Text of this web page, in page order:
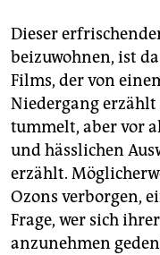
Dieser
beizuwohnen, ist
Films, der von
Niedergang
tummelt, aber vor
und hässlichen
erzählt.
Ozons verborgen,
Frage, wer sich
anzunehmen